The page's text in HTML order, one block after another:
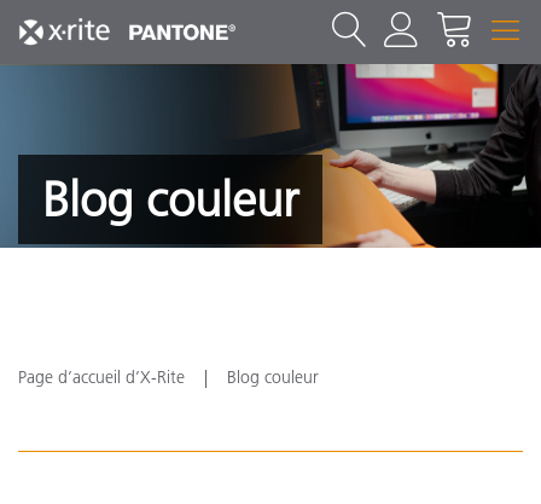
Blog couleur
Page d’accueil d’X-Rite Blog couleur